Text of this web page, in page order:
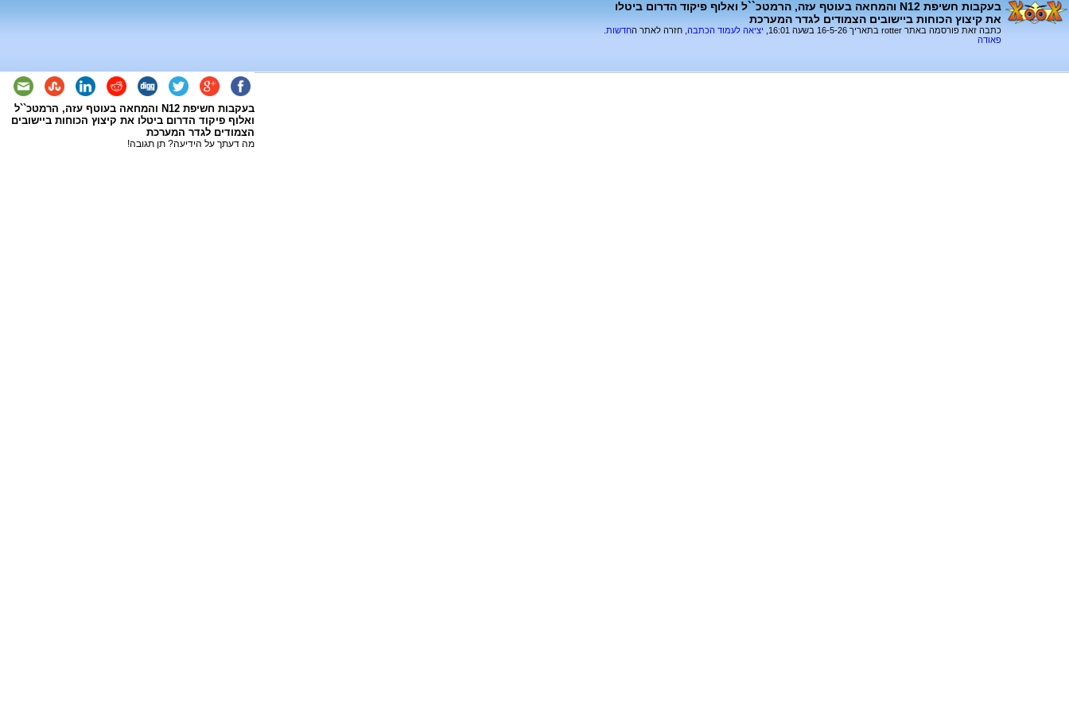
בעקבות חשיפת N12 והמחאה בעוטף עזה, הרמטכ``ל ואלוף פיקוד הדרום ביטלו
את קיצוץ הכוחות ביישובים הצמודים לגדר המערכת
כתבה זאת פורסמה באתר rotter בתאריך 16-5-26 בשעה 16:01, יציאה לעמוד הכתבה , חזרה לאתר החדשות
פאודה
בעקבות חשיפת N12 והמחאה בעוטף עזה, הרמטכ``ל
ואלוף פיקוד הדרום ביטלו את קיצוץ הכוחות ביישובים
הצמודים לגדר המערכת
מה דעתך על הידיעה? תן תגובה!